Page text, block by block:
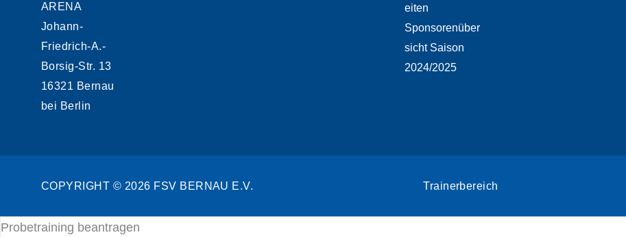
ARENA
Johann-
Friedrich-A.-
Borsig-Str. 13
16321 Bernau
bei Berlin
eiten
Sponsorenüber
sicht Saison
2024/2025
COPYRIGHT © 2026 FSV BERNAU E.V. Trainerbereich
Probetraining beantragen